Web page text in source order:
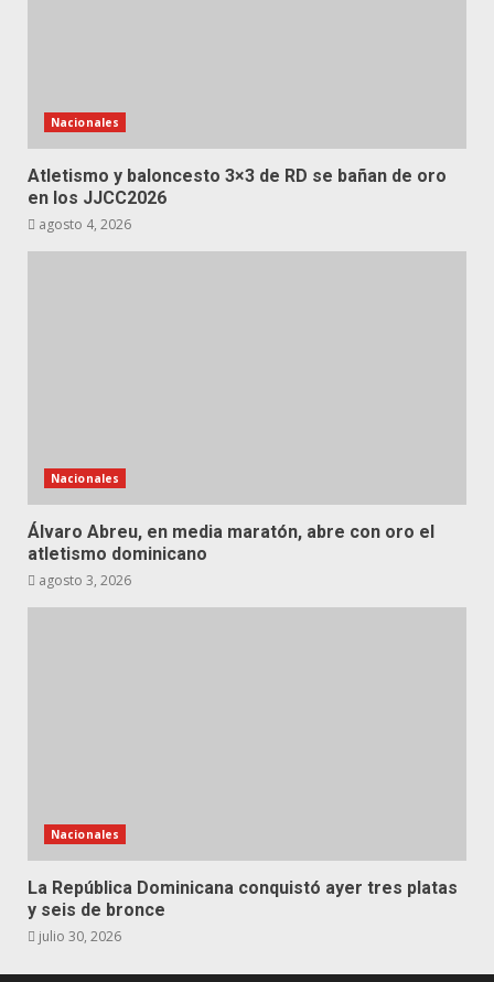
Nacionales
Atletismo y baloncesto 3×3 de RD se bañan de oro
en los JJCC2026
agosto 4, 2026
Nacionales
Álvaro Abreu, en media maratón, abre con oro el
atletismo dominicano
agosto 3, 2026
Nacionales
La República Dominicana conquistó ayer tres platas
y seis de bronce
julio 30, 2026